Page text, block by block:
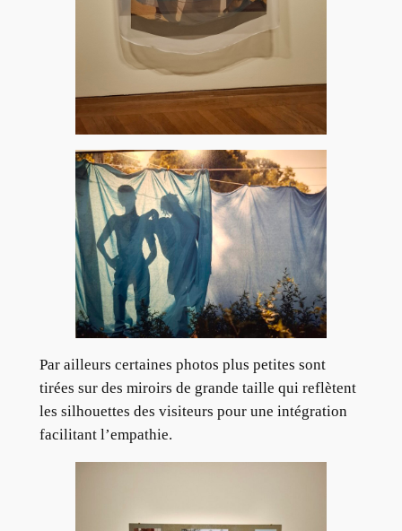
Par ailleurs certaines photos plus petites sont
tirées sur des miroirs de grande taille qui reflètent
les silhouettes des visiteurs pour une intégration
facilitant l’empathie.